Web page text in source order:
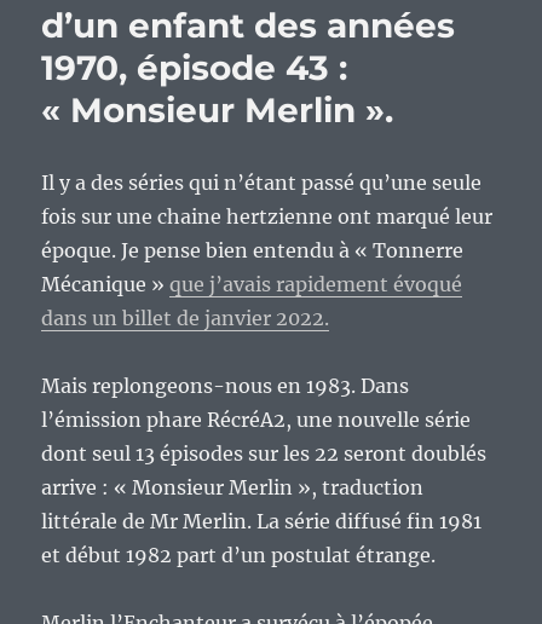
d’un enfant des années
1970, épisode 43 :
« Monsieur Merlin ».
Il y a des séries qui n’étant passé qu’une seule
fois sur une chaine hertzienne ont marqué leur
époque. Je pense bien entendu à « Tonnerre
Mécanique »que j’avais rapidement évoqué
dans un billet de janvier 2022.
Mais replongeons-nous en 1983. Dans
l’émission phare RécréA2, une nouvelle série
dont seul 13 épisodes sur les 22 seront doublés
arrive : « Monsieur Merlin », traduction
littérale de Mr Merlin. La série diffusé fin 1981
et début 1982 part d’un postulat étrange.